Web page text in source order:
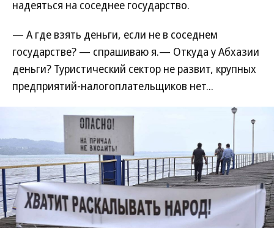
надеяться на соседнее государство.
— А где взять деньги, если не в соседнем
государстве? — спрашиваю я.— Откуда у Абхазии
деньги? Туристический сектор не развит, крупных
предприятий-налогоплательщиков нет...